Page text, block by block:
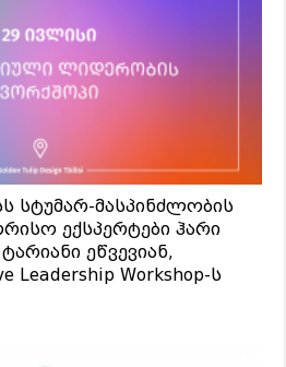
სტუმარ-მასპინძლობის
ექსპერტები ჰარი
ეწვევიან,
Leadership Workshop-ს